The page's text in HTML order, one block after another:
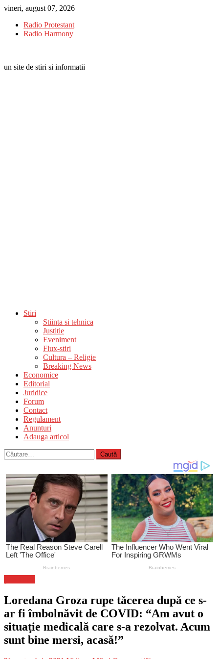
Skip
content
vineri, august 07, 2026
Radio Protestant
Radio Harmony
un site de stiri si informatii
Stiri
Stiinta si tehnica
Justitie
Eveniment
Flux-stiri
Cultura – Religie
Breaking News
Economice
Editorial
Juridice
Forum
Contact
Regulament
Anunturi
Adauga articol
Caută
după:
Loredana Groza rupe tăcerea după ce s-
ar fi îmbolnăvit de COVID: “Am avut o
situaţie medicală care s-a rezolvat. Acum
sunt bine mersi, acasă!”